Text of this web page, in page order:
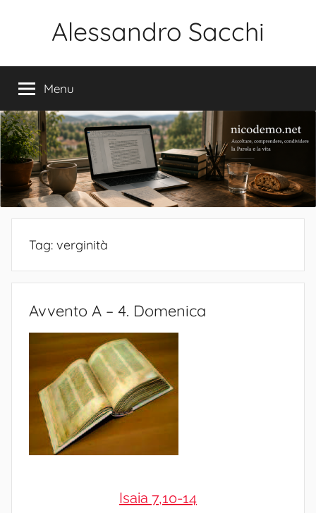
Alessandro Sacchi
Vita
Menu
Tag: verginità
Avvento A – 4. Domenica
Isaia 7,10-14